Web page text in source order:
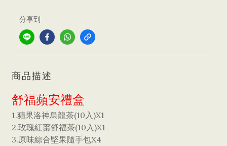
分享到
商品描述
舒福蘋安禮盒
1.蘋果洛神烏龍茶(10入)X1
2.玫瑰紅棗舒福茶(10入)X1
3.原味綜合堅果隨手包X4